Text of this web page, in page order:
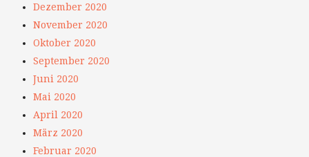
Dezember 2020
November 2020
Oktober 2020
September 2020
Juni 2020
Mai 2020
April 2020
März 2020
Februar 2020